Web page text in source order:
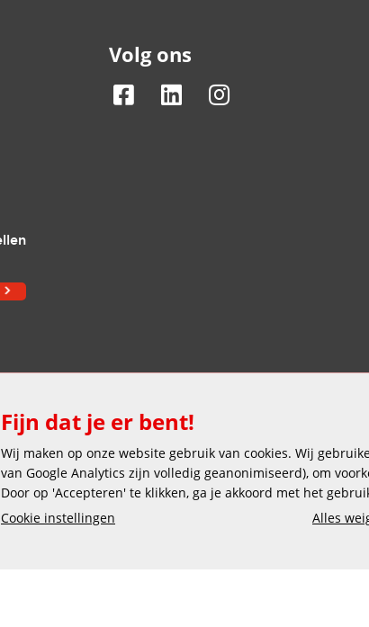
Volg ons
Veilig en
Fijn dat je er bent!
Wij maken op onze website gebruik van cookies. Wij
van Google Analytics zijn volledig geanonimiseerd), om
Door op 'Accepteren' te klikken, ga je akkoord met het
Cookie instellingen
Alles